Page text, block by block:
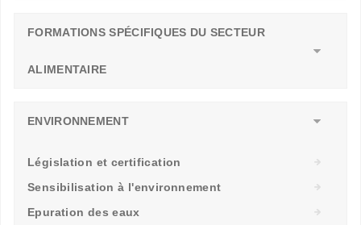
FORMATIONS SPÉCIFIQUES DU SECTEUR
ALIMENTAIRE
ENVIRONNEMENT
Législation et certification
Sensibilisation à l'environnement
Epuration des eaux